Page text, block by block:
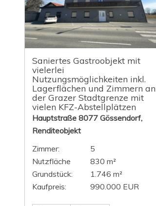
Saniertes Gastroobjekt mit
vielerlei
Nutzungsmöglichkeiten inkl.
Lagerflächen und Zimmern an
der Grazer Stadtgrenze mit
vielen KFZ-Abstellplätzen
Hauptstraße 8077 Gössendorf,
Renditeobjekt
Zimmer:
5
Nutzfläche
830 m²
Grundstück:
1.746 m²
Kaufpreis:
990.000 EUR